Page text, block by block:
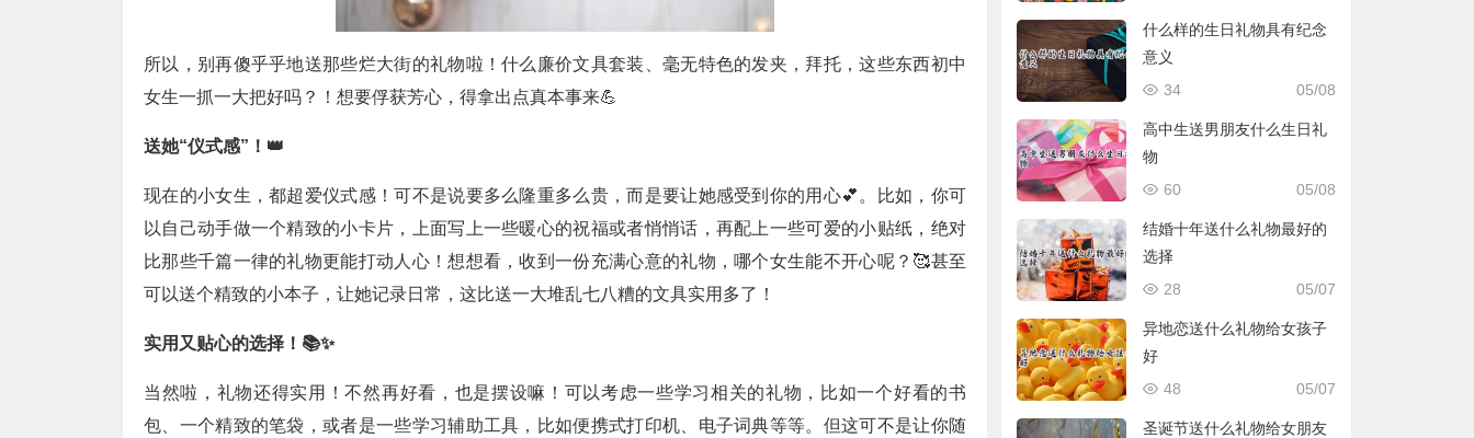
所以，别再傻乎乎地送那些烂大街的礼物啦！什么廉价文具套装、毫无特色的发夹，拜托，这些东西初中
女生一抓一大把好吗？！想要俘获芳心，得拿出点真本事来💪
送她“仪式感”！👑
现在的小女生，都超爱仪式感！可不是说要多么隆重多么贵，而是要让她感受到你的用心💕。比如，你可
以自己动手做一个精致的小卡片，上面写上一些暖心的祝福或者悄悄话，再配上一些可爱的小贴纸，绝对
比那些千篇一律的礼物更能打动人心！想想看，收到一份充满心意的礼物，哪个女生能不开心呢？🥰甚至
可以送个精致的小本子，让她记录日常，这比送一大堆乱七八糟的文具实用多了！
实用又贴心的选择！📚✨
当然啦，礼物还得实用！不然再好看，也是摆设嘛！可以考虑一些学习相关的礼物，比如一个好看的书
包、一个精致的笔袋，或者是一些学习辅助工具，比如便携式打印机、电子词典等等。但这可不是让你随
什么样的生日礼物具有纪念
意义
05/08
34
高中生送男朋友什么生日礼
物
05/08
60
结婚十年送什么礼物最好的
选择
05/07
28
异地恋送什么礼物给女孩子
好
05/07
48
圣诞节送什么礼物给女朋友